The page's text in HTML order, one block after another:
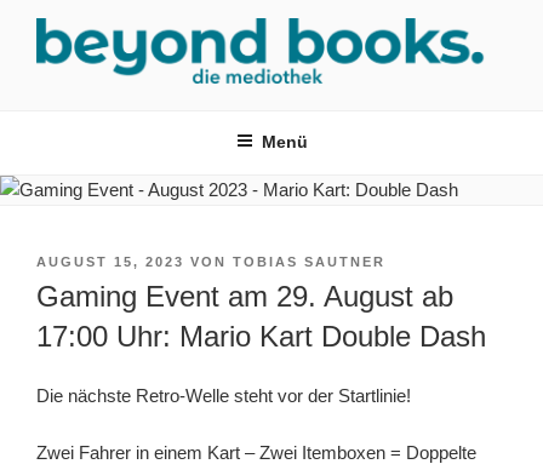
springen
Menü
VERÖFFENTLICHT
AM
AUGUST 15, 2023 VON TOBIAS SAUTNER
Gaming Event am 29. August ab
17:00 Uhr: Mario Kart Double Dash
Die nächste Retro-Welle steht vor der Startlinie!
Zwei Fahrer in einem Kart – Zwei Itemboxen = Doppelte